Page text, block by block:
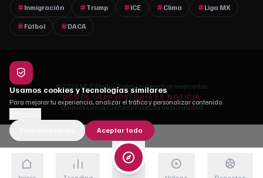
Inmigración Trump ICE Clima Liga MX
Fútbol DACA
© 2026 MLC Media. Todos los derechos reservados.
DONDE CADA HISTORIA ES NOTICIA
Quiénes somos·Contacto·Políticas de privacidad
Usamos cookies y tecnologías similares
Para mejorar tu experiencia, analizar el tráfico y personalizar contenido.
Aceptar todo